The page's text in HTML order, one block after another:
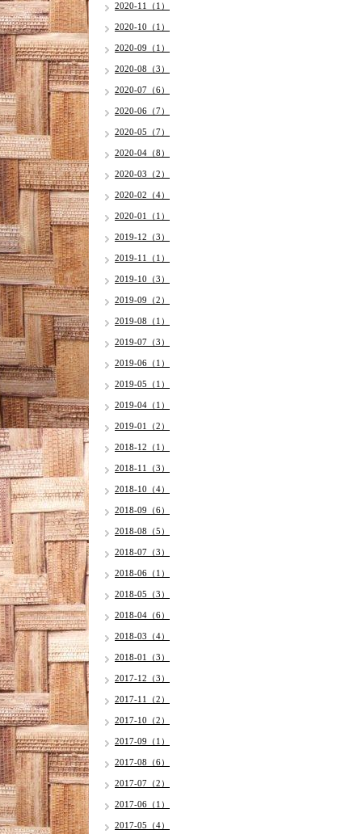
2020-11（1）
2020-10（1）
2020-09（1）
2020-08（3）
2020-07（6）
2020-06（7）
2020-05（7）
2020-04（8）
2020-03（2）
2020-02（4）
2020-01（1）
2019-12（3）
2019-11（1）
2019-10（3）
2019-09（2）
2019-08（1）
2019-07（3）
2019-06（1）
2019-05（1）
2019-04（1）
2019-01（2）
2018-12（1）
2018-11（3）
2018-10（4）
2018-09（6）
2018-08（5）
2018-07（3）
2018-06（1）
2018-05（3）
2018-04（6）
2018-03（4）
2018-01（3）
2017-12（3）
2017-11（2）
2017-10（2）
2017-09（1）
2017-08（6）
2017-07（2）
2017-06（1）
2017-05（4）